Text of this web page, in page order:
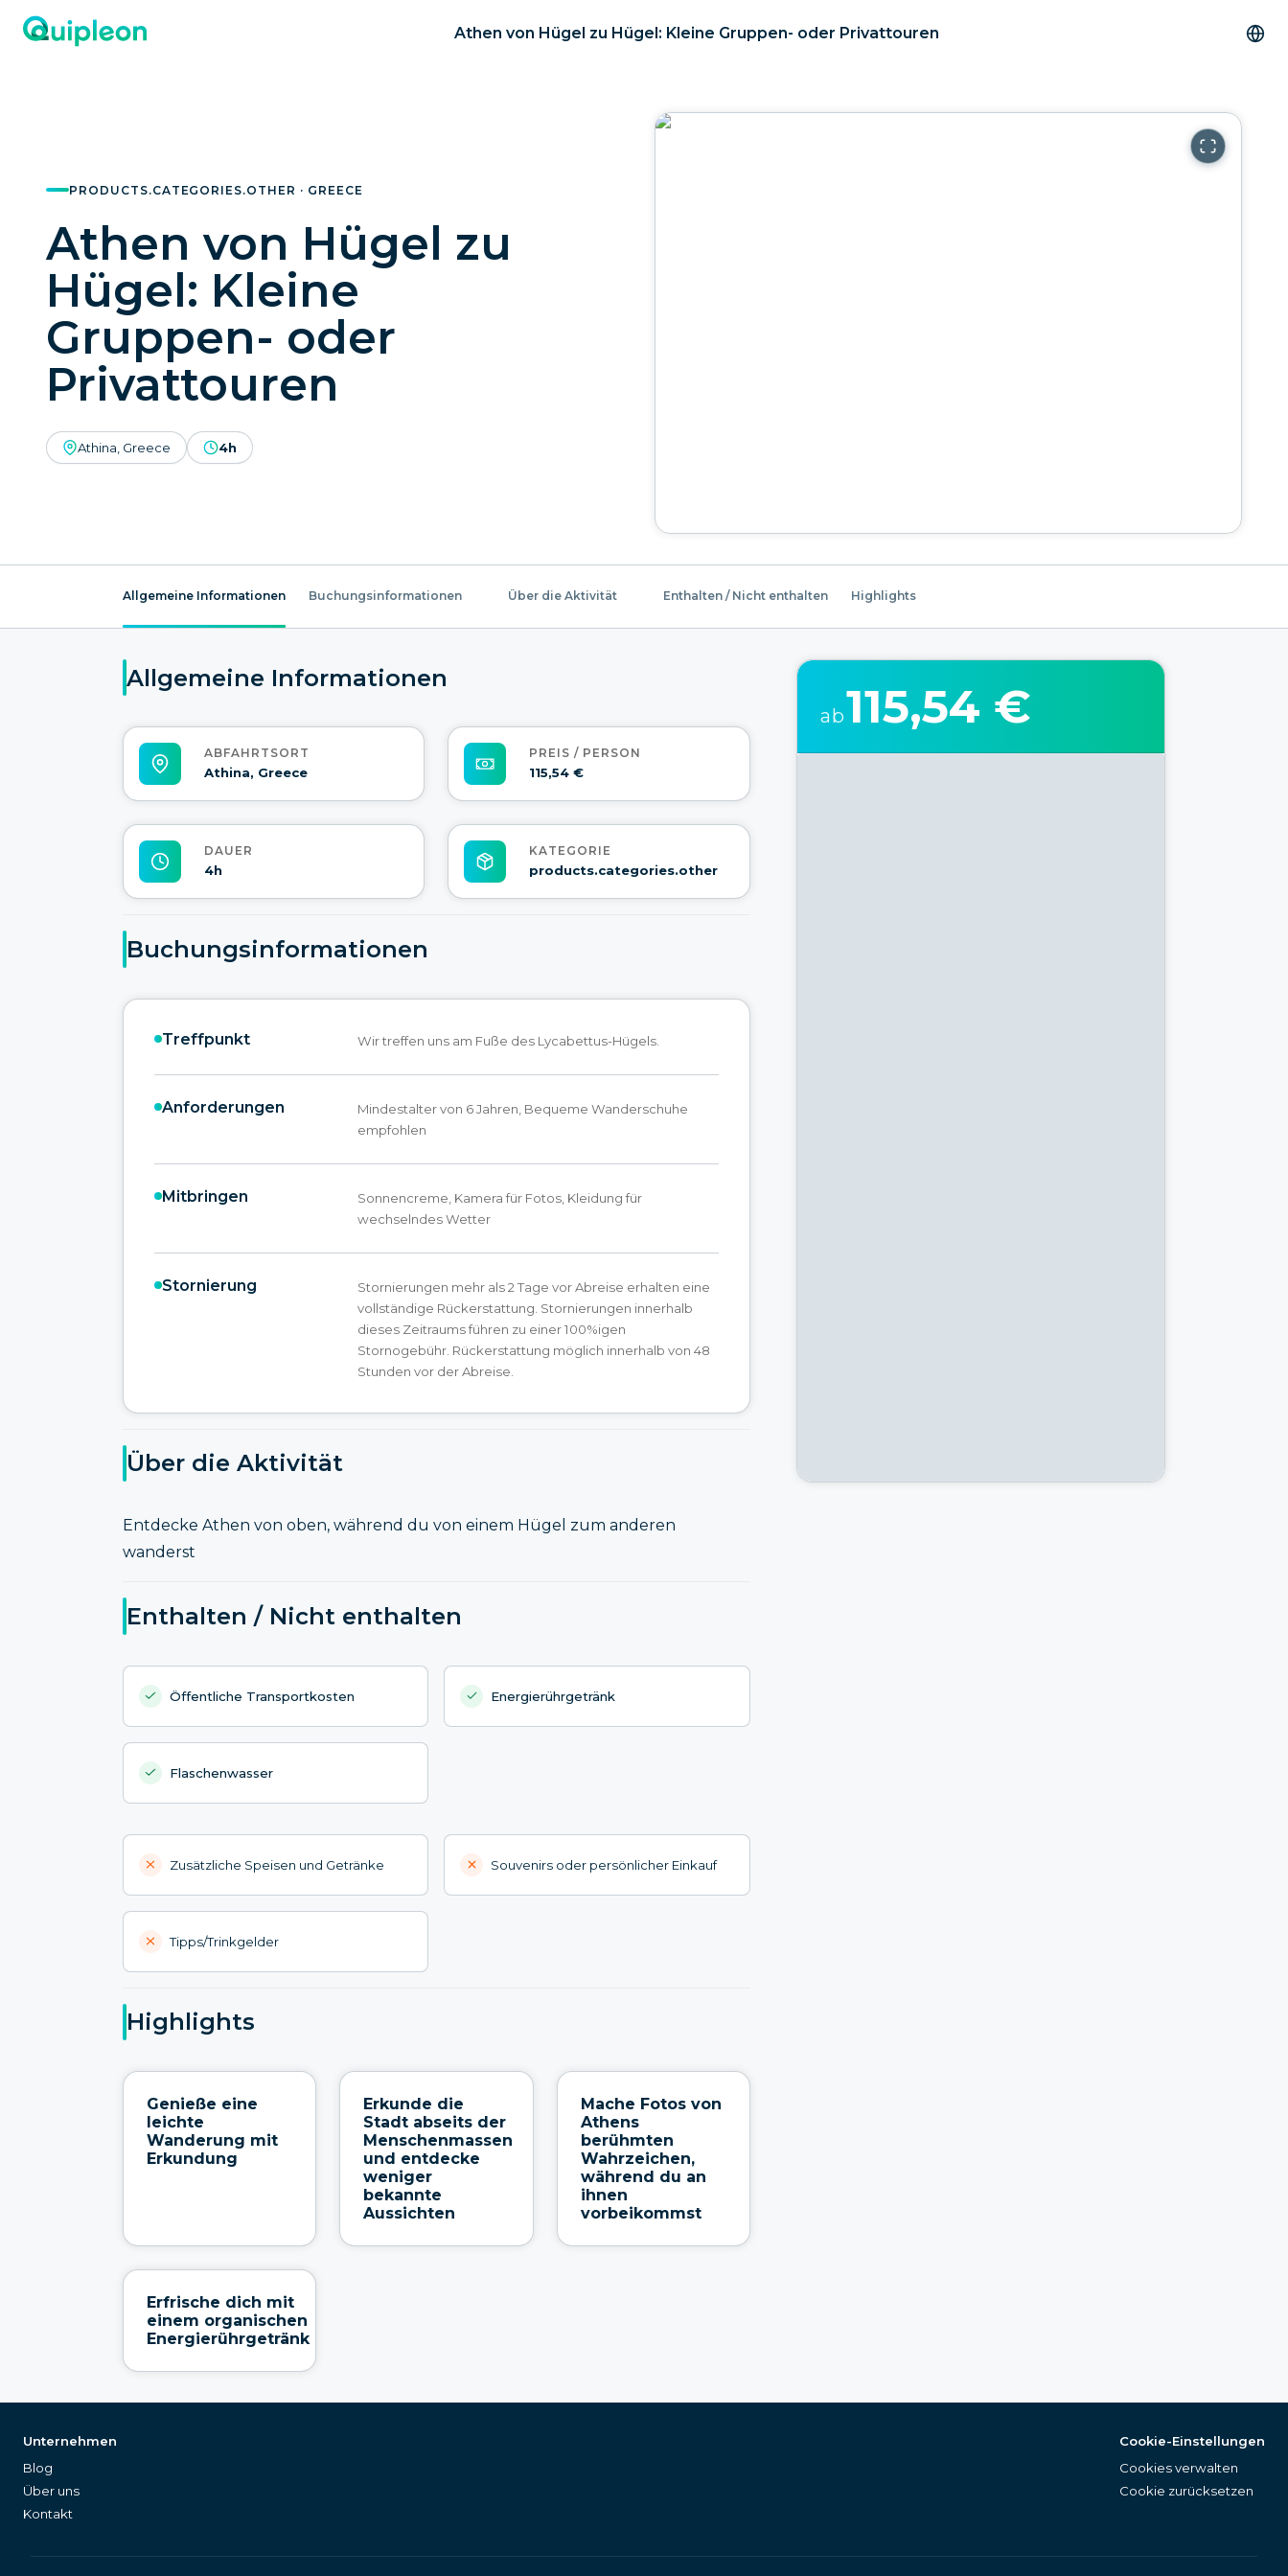
Athen von Hügel zu Hügel: Kleine Gruppen- oder Privattouren
PRODUCTS.CATEGORIES.OTHER · GREECE
Athen von Hügel zu
Hügel: Kleine
Gruppen- oder
Privattouren
Athina, Greece 4h
Allgemeine Informationen Buchungsinformationen Über die Aktivität Enthalten / Nicht enthalten Highlights
Allgemeine Informationen
ABFAHRTSORT
Athina, Greece
PREIS / PERSON
115,54 €
DAUER
4h
KATEGORIE
products.categories.other
Buchungsinformationen
Treffpunkt Wir treffen uns am Fuße des Lycabettus-Hügels.
Anforderungen
Mindestalter von 6 Jahren, Bequeme Wanderschuhe
empfohlen
Mitbringen
Sonnencreme, Kamera für Fotos, Kleidung für
wechselndes Wetter
Stornierung
Stornierungen mehr als 2 Tage vor Abreise erhalten eine
vollständige Rückerstattung. Stornierungen innerhalb
dieses Zeitraums führen zu einer 100%igen
Stornogebühr. Rückerstattung möglich innerhalb von 48
Stunden vor der Abreise.
Über die Aktivität
Entdecke Athen von oben, während du von einem Hügel zum anderen
wanderst
Enthalten / Nicht enthalten
Öffentliche Transportkosten Energierührgetränk
Flaschenwasser
Zusätzliche Speisen und Getränke Souvenirs oder persönlicher Einkauf
Tipps/Trinkgelder
Highlights
Genieße eine
leichte
Wanderung mit
Erkundung
Erkunde die
Stadt abseits der
Menschenmassen
und entdecke
weniger
bekannte
Aussichten
Mache Fotos von
Athens
berühmten
Wahrzeichen,
während du an
ihnen
vorbeikommst
Erfrische dich mit
einem organischen
Energierührgetränk
ab115,54 €
Unternehmen
Blog
Über uns
Kontakt
Cookie-Einstellungen
Cookies verwalten
Cookie zurücksetzen